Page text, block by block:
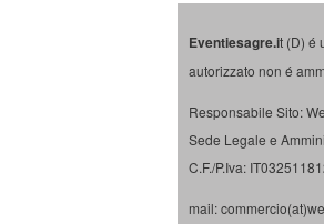
Eventiesagre.it (D) é
autorizzato non é
Responsabile Sito:
Sede Legale e
C.F./P.Iva:
mail: